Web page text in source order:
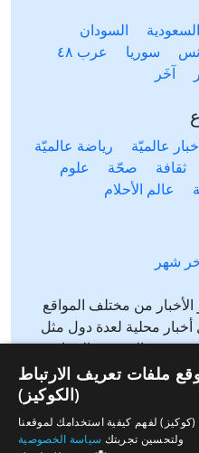
السعودية
السودان
سوريا
عرب ٤٨
آخَر
عالميّة
رياضة عالميّة
ثقافة صحّة
علوم
عالم الأحلام
شهر
من مختلف المواقع
أخبار محلية لعدة دول مثل
تونس، المغرب، الجزائر،
وغيرها آخر خبر يتيح متابعة أخبار
أخبار عالمية، رياضة،
الأخبار المحلية والعالمية من
العربية، بي بي سي، سي ان
ملفات تعريف الارتباط
(الكوكيز)
لفهم كيفية استخدامك لموقعنا
ولتحسين تجربتك سياسة الخصوصية